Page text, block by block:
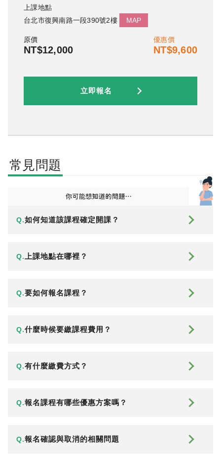
上課地點
台北市復興南路一段390號2樓
MAP
原價
NT$12,000
優惠價
NT$9,600
立即報名
常見問題
Q.如何知道該課程確定開課？
Q. 上課地點在哪裡？
Q.要如何報名課程？
Q.什麼時候要繳課程費用？
Q.有什麼繳費方式？
Q.報名課程有哪些優惠方案嗎？
Q.報名確認與取消的相關問題